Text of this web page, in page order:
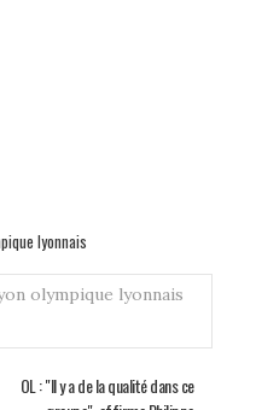
lyonnais
olympique lyonnais
OL : "Il y a de la qualité dans ce